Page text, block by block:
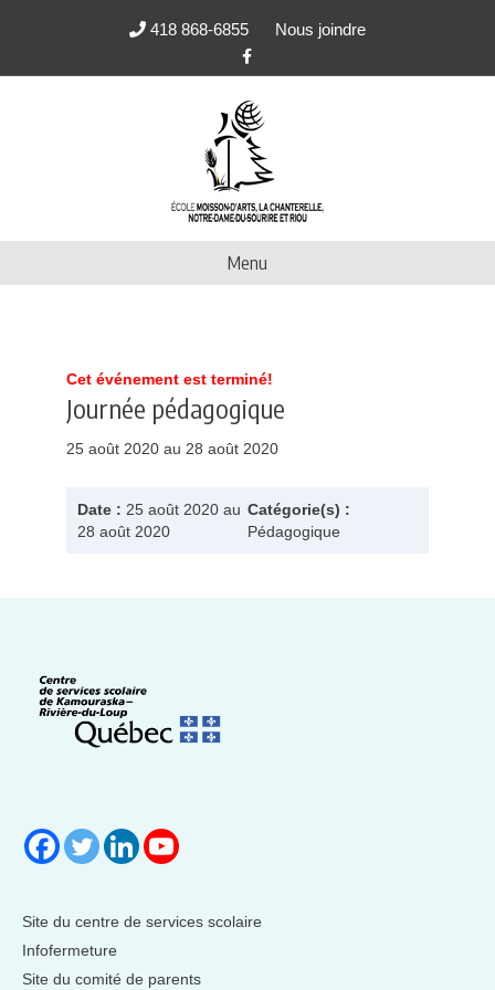
418 868-6855
Nous joindre
c
b
o
o
Menu
Cet événement est terminé!
Journée pédagogique
25 août 2020 au 28 août 2020
Date : 25 août 2020 au
28 août 2020
Catégorie(s) :
Pédagogique
Site du centre de services scolaire
Infofermeture
Site du comité de parents